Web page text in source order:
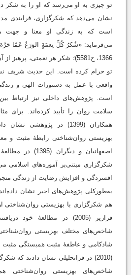
تو چیزی به او می‌رسد که او را به شکر
نشان می‌دهد که شکرگزاری، فرایندی
است که به زندگی او معنا و جهت
می‌فرماید: «شُکرُ کُلِّ نِعمَةٍ الوَرَعُ عَمّا
1366، ح5581)؛ شکر هر نعمتی،
تو حرام کرده است. این حدیث شریف
واقعی با عمل به دستورات الهی و
است. پژوهش‌های داخلی نیز ارتباط
سلامت روان را تأیید کرده‌اند. برای
همکاران (1399) در پژوهشی
بهزیستی روان‌شناختی رابطۀ مثبت و
اصفهانیان و
شکرگزاری مبتنی‌بر آموزه‌های اسلامی
افسردگی و افزایش رضایت از زندگی
به‌طورکلی پژوهش‌های اخیر نشان
هم شکرگزاری با بهزیستی روان‌شناختی
فرازیر (2005) در مطالعۀ خود
شاخص‌های مختلف بهزیستی
شادکامی و عاطفۀ مثبت همبستگی مثبت
(2010) در فراتحلیلی نشان دادند که
شاخص‌های بهزیستی روان‌شناختی